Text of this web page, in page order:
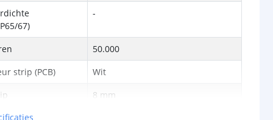
67)
-
50.000
strip (PCB)
Wit
8 mm